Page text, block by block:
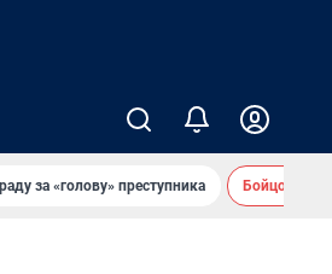
за «голову» преступника Бойцовский